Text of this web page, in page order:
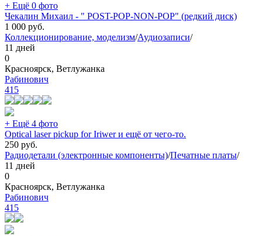
+ Ещё 0 фото
Чекалин Михаил - " POST-POP-NON-POP" (редкий диск)
1 000 руб.
Коллекционирование, моделизм/Аудиозаписи/
11 дней
0
Красноярск, Ветлужанка
Рабинович
415
+ Ещё 4 фото
Optical laser pickup for Iriwer и ещё от чего-то.
250 руб.
Радиодетали (электронные компоненты)/Печатные платы/
11 дней
0
Красноярск, Ветлужанка
Рабинович
415